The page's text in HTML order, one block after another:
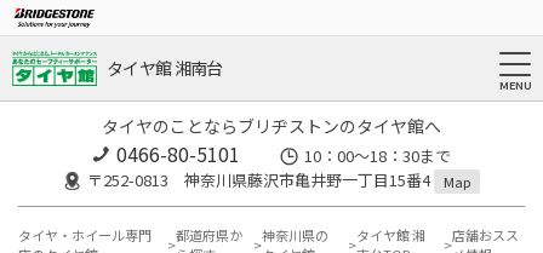
タイヤ館 湘南台
タイヤのことならブリヂストンのタイヤ館へ
0466-80-5101
10：00～18：30まで
〒252-0813 神奈川県藤沢市亀井野一丁目15番4
Map
タイヤ・ホイール専門
都道府県か
神奈川県の
タイヤ館 湘
店舗おスス